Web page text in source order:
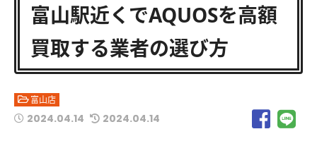
富山駅近くでAQUOSを高額
買取する業者の選び方
富山店
2024.04.14 2024.04.14